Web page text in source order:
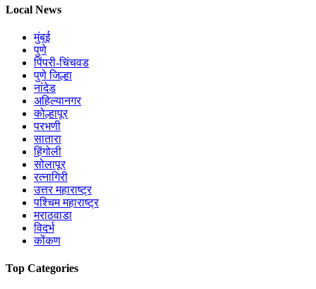
Local News
मुंबई
पुणे
पिंपरी-चिंचवड
पुणे जिल्हा
नांदेड
अहिल्यानगर
कोल्हापूर
परभणी
सातारा
हिंगोली
सोलापूर
रत्नागिरी
उत्तर महाराष्ट्र
पश्चिम महाराष्ट्र
मराठवाडा
विदर्भ
कोंकण
Top Categories